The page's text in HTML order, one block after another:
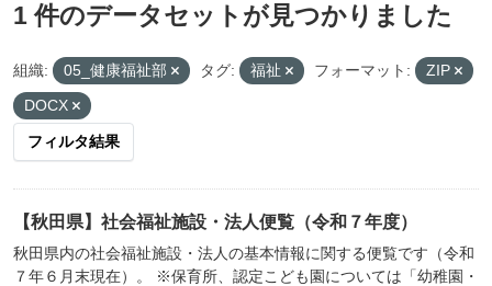
1 件のデータセットが見つかりました
組織: 05_健康福祉部 タグ: 福祉 フォーマット:
ZIP
DOCX
フィルタ結果
【秋田県】社会福祉施設・法人便覧（令和７年度）
秋田県内の社会福祉施設・法人の基本情報に関する便覧です（令和
７年６月末現在）。 ※保育所、認定こども園については「幼稚園・